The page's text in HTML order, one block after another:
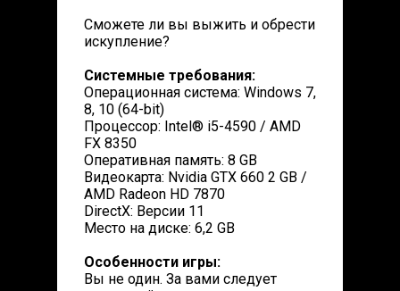
Сможете ли вы выжить и обрести
искупление?
Системные требования:
Операционная система: Windows 7,
8, 10 (64-bit)
Процессор: Intel® i5-4590 / AMD
FX 8350
Оперативная память: 8 GB
Видеокарта: Nvidia GTX 660 2 GB /
AMD Radeon HD 7870
DirectX: Версии 11
Место на диске: 6,2 GB
Особенности игры:
Вы не один. За вами следует